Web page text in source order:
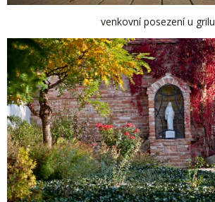
venkovní posezení u grilu